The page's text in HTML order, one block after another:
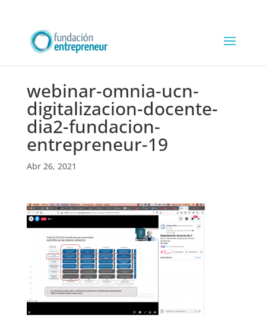
webinar-omnia-ucn-
digitalizacion-docente-
dia2-fundacion-
entrepreneur-19
Abr 26, 2021